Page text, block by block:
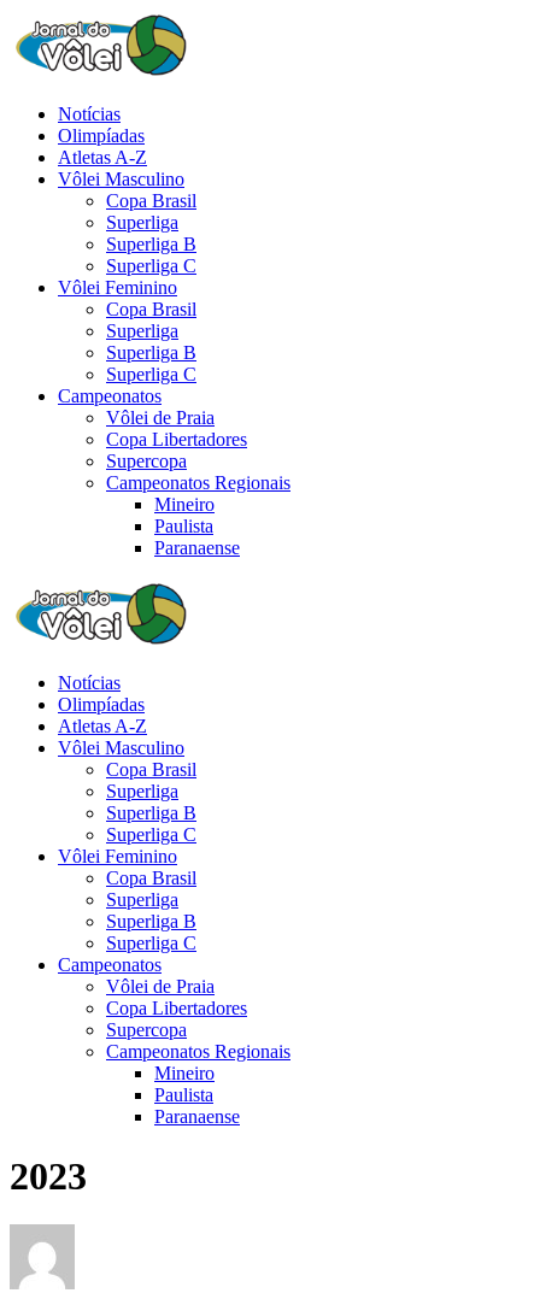
Notícias
Olimpíadas
Atletas A-Z
Vôlei Masculino
Copa Brasil
Superliga
Superliga B
Superliga C
Vôlei Feminino
Copa Brasil
Superliga
Superliga B
Superliga C
Campeonatos
Vôlei de Praia
Copa Libertadores
Supercopa
Campeonatos Regionais
Mineiro
Paulista
Paranaense
Notícias
Olimpíadas
Atletas A-Z
Vôlei Masculino
Copa Brasil
Superliga
Superliga B
Superliga C
Vôlei Feminino
Copa Brasil
Superliga
Superliga B
Superliga C
Campeonatos
Vôlei de Praia
Copa Libertadores
Supercopa
Campeonatos Regionais
Mineiro
Paulista
Paranaense
2023